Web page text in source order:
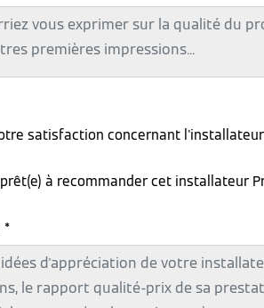
satisfaction concernant
à recommander cet installateur
*